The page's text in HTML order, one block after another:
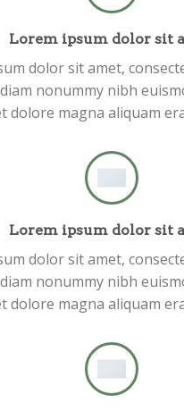
Lorem ipsum dolor sit
dolor sit amet,
nonummy nibh
dolore magna aliquam
Lorem ipsum dolor sit
dolor sit amet,
nonummy nibh
dolore magna aliquam